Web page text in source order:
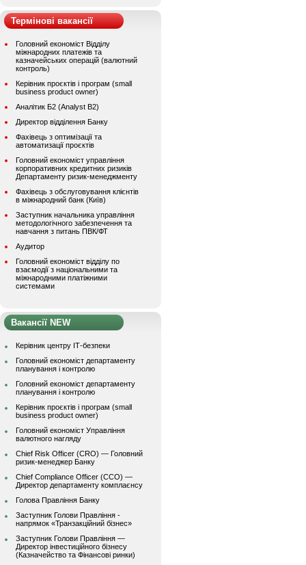
Термінові вакансії
Головний економіст Відділу
міжнародних платежів та
казначейських операцій (валютний
контроль)
Керівник проєктів і програм (small
business product owner)
Аналітик Б2 (Analyst B2)
Директор відділення Банку
Фахівець з оптимізації та
автоматизації проєктів
Головний економіст управління
корпоративних кредитних ризиків
Департаменту ризик-менеджменту
Фахівець з обслуговування клієнтів
в міжнародний банк (Київ)
Заступник начальника управління
методологічного забезпечення та
навчання з питань ПВК/ФТ
Аудитор
Головний економіст відділу по
взаємодії з національними та
міжнародними платіжними
системами
Вакансії NEW
Керівник центру ІТ-безпеки
Головний економіст департаменту
планування і контролю
Головний економіст департаменту
планування і контролю
Керівник проєктів і програм (small
business product owner)
Головний економіст Управління
валютного нагляду
Chief Risk Officer (CRO) — Головний
ризик-менеджер Банку
Chief Compliance Officer (CCO) —
Директор департаменту комплаєнсу
Голова Правління Банку
Заступник Голови Правління -
напрямок «Транзакційний бізнес»
Заступник Голови Правління —
Директор інвестиційного бізнесу
(Казначейство та Фінансові ринки)